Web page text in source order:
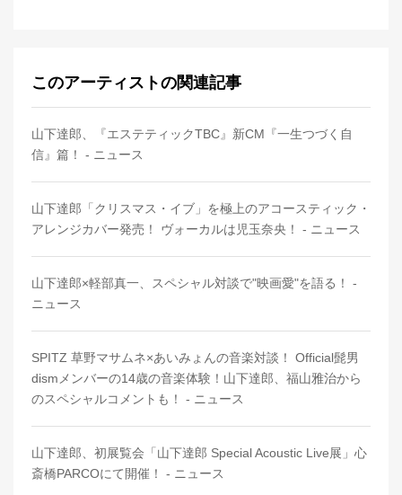
このアーティストの関連記事
山下達郎、『エステティックTBC』新CM『一生つづく自
信』篇！ - ニュース
山下達郎「クリスマス・イブ」を極上のアコースティック・
アレンジカバー発売！ ヴォーカルは児玉奈央！ - ニュース
山下達郎×軽部真一、スペシャル対談で"映画愛"を語る！ -
ニュース
SPITZ 草野マサムネ×あいみょんの音楽対談！ Official髭男
dismメンバーの14歳の音楽体験！山下達郎、福山雅治から
のスペシャルコメントも！ - ニュース
山下達郎、初展覧会「山下達郎 Special Acoustic Live展」心
斎橋PARCOにて開催！ - ニュース